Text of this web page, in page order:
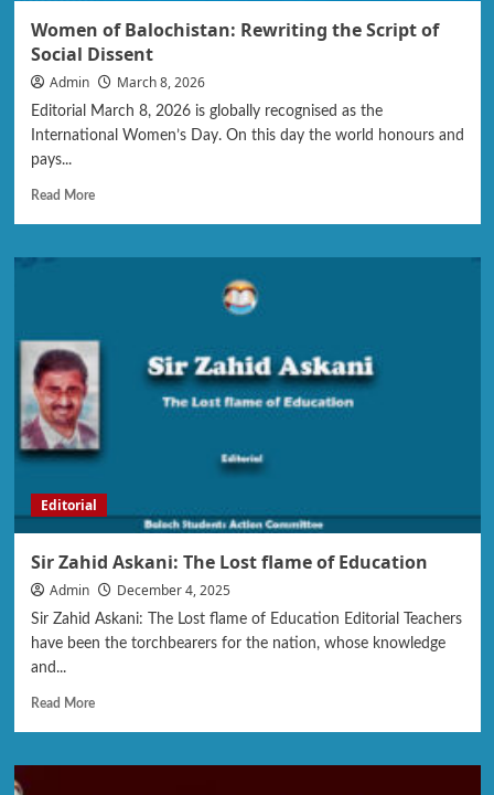
Women of Balochistan: Rewriting the Script of
Social Dissent
Admin March 8, 2026
Editorial March 8, 2026 is globally recognised as the
International Women’s Day. On this day the world honours and
pays...
Read More
Editorial
Sir Zahid Askani: The Lost flame of Education
Admin December 4, 2025
Sir Zahid Askani: The Lost flame of Education Editorial Teachers
have been the torchbearers for the nation, whose knowledge
and...
Read More